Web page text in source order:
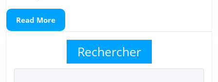
Symboles
de
Raffinement
Read MoreRead
More
Rechercher